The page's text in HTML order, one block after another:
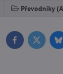
Převodníky
FacebookTwitter